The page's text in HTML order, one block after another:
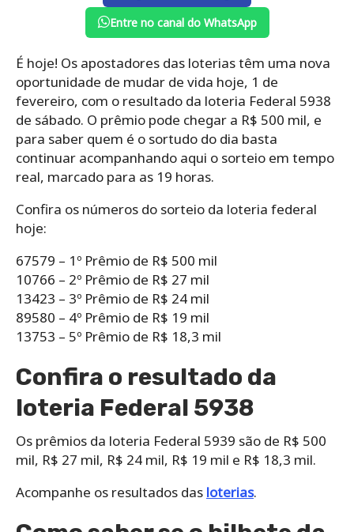
Entre no canal do WhatsApp
É hoje! Os apostadores das loterias têm uma nova
oportunidade de mudar de vida hoje, 1 de
fevereiro, com o resultado da loteria Federal 5938
de sábado. O prêmio pode chegar a R$ 500 mil, e
para saber quem é o sortudo do dia basta
continuar acompanhando aqui o sorteio em tempo
real, marcado para as 19 horas.
Confira os números do sorteio da loteria federal
hoje:
67579 – 1º Prêmio de R$ 500 mil
10766 – 2º Prêmio de R$ 27 mil
13423 – 3º Prêmio de R$ 24 mil
89580 – 4º Prêmio de R$ 19 mil
13753 – 5º Prêmio de R$ 18,3 mil
Confira o resultado da
loteria Federal 5938
Os prêmios da loteria Federal 5939 são de R$ 500
mil, R$ 27 mil, R$ 24 mil, R$ 19 mil e R$ 18,3 mil.
Acompanhe os resultados das loterias.